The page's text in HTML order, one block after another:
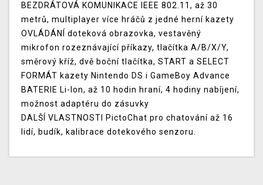
BEZDRÁTOVÁ KOMUNIKACE IEEE 802.11, až 30
metrů, multiplayer více hráčů z jedné herní kazety
OVLÁDÁNÍ doteková obrazovka, vestavěný
mikrofon rozeznávající příkazy, tlačítka A/B/X/Y,
směrový kříž, dvě boční tlačítka, START a SELECT
FORMÁT kazety Nintendo DS i GameBoy Advance
BATERIE Li-Ion, až 10 hodin hraní, 4 hodiny nabíjení,
možnost adaptéru do zásuvky
DALŠÍ VLASTNOSTI PictoChat pro chatování až 16
lidí, budík, kalibrace dotekového senzoru.